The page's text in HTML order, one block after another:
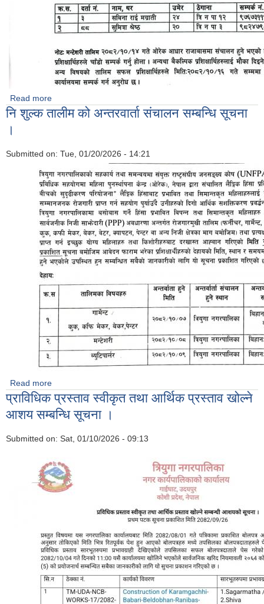
Read more
अन्तर्वार्ता को अन्तिम नतिजा प्रकाशन सम्बन्धि सूचना ।
नि शुल्क तालीम को अन्तरवार्ता संचालन सम्बन्धि सूचना
।
Submitted on: Tue, 01/20/2026 - 14:21
Read more
प्राविधिक प्रस्ताव स्वीकृत तथा आर्थिक प्रस्ताव खोल्ने
आशय सम्बन्धि सूचना ।
Submitted on: Sat, 01/10/2026 - 09:13